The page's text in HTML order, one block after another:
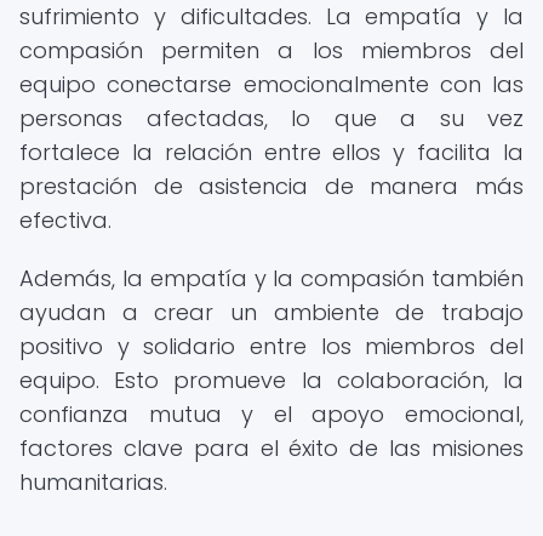
sufrimiento y dificultades. La empatía y la
compasión permiten a los miembros del
equipo conectarse emocionalmente con las
personas afectadas, lo que a su vez
fortalece la relación entre ellos y facilita la
prestación de asistencia de manera más
efectiva.
Además, la empatía y la compasión también
ayudan a crear un ambiente de trabajo
positivo y solidario entre los miembros del
equipo. Esto promueve la colaboración, la
confianza mutua y el apoyo emocional,
factores clave para el éxito de las misiones
humanitarias.